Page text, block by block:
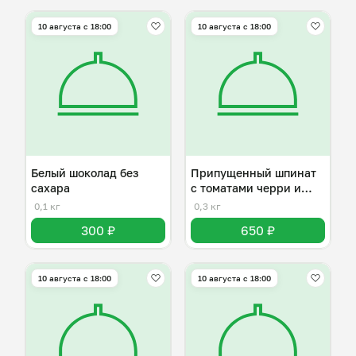
10 августа с 18:00
Белый шоколад без
сахара
0,1 кг
300 ₽
10 августа с 18:00
Припущенный шпинат
с томатами черри и
пармезаном
0,3 кг
650 ₽
10 августа с 18:00 10 августа с 18:00